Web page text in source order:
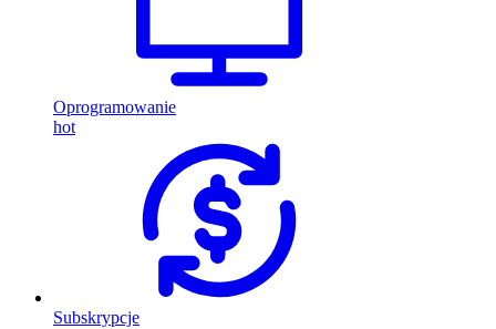
Oprogramowanie
hot
Subskrypcje